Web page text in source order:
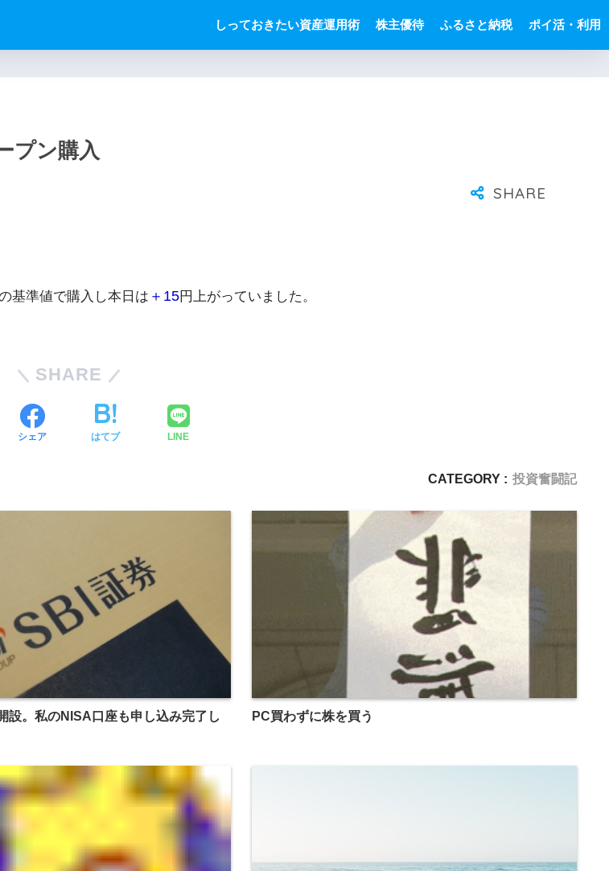
しっておきたい資産運用術 株主優待 ふるさと納税 ポイ活・利用
プン購入
基準値で購入し本日は ＋15円上がっていました。
SHARE
シェア はてブ LINE
CATEGORY : 投資奮闘記
設。私のNISA口座も申し込み完了し
PC買わずに株を買う